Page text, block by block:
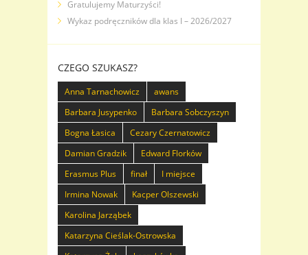
Gratulujemy Maturzyści!
Wykaz podręczników dla klas I – 2026/2027
CZEGO SZUKASZ?
Anna Tarnachowicz
awans
Barbara Jusypenko
Barbara Sobczyszyn
Bogna Łasica
Cezary Czernatowicz
Damian Gradzik
Edward Florków
Erasmus Plus
finał
I miejsce
Irmina Nowak
Kacper Olszewski
Karolina Jarząbek
Katarzyna Cieślak-Ostrowska